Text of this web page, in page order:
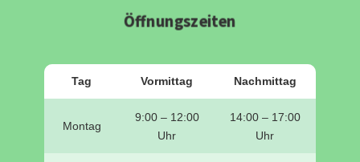
Öffnungszeiten
Tag Vormittag Nachmittag
Montag
9:00 – 12:00
Uhr
14:00 – 17:00
Uhr